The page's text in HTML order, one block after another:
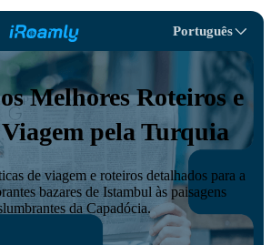
Português
Melhores Roteiros e
pela Turquia
de viagem e roteiros detalhados para a
bazares de Istambul às paisagens
da Capadócia.